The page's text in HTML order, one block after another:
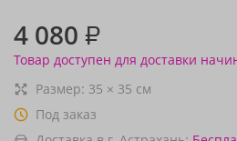
4 080 ₽
Товар доступен для доставки
Размер: 35 × 35 см
Под заказ